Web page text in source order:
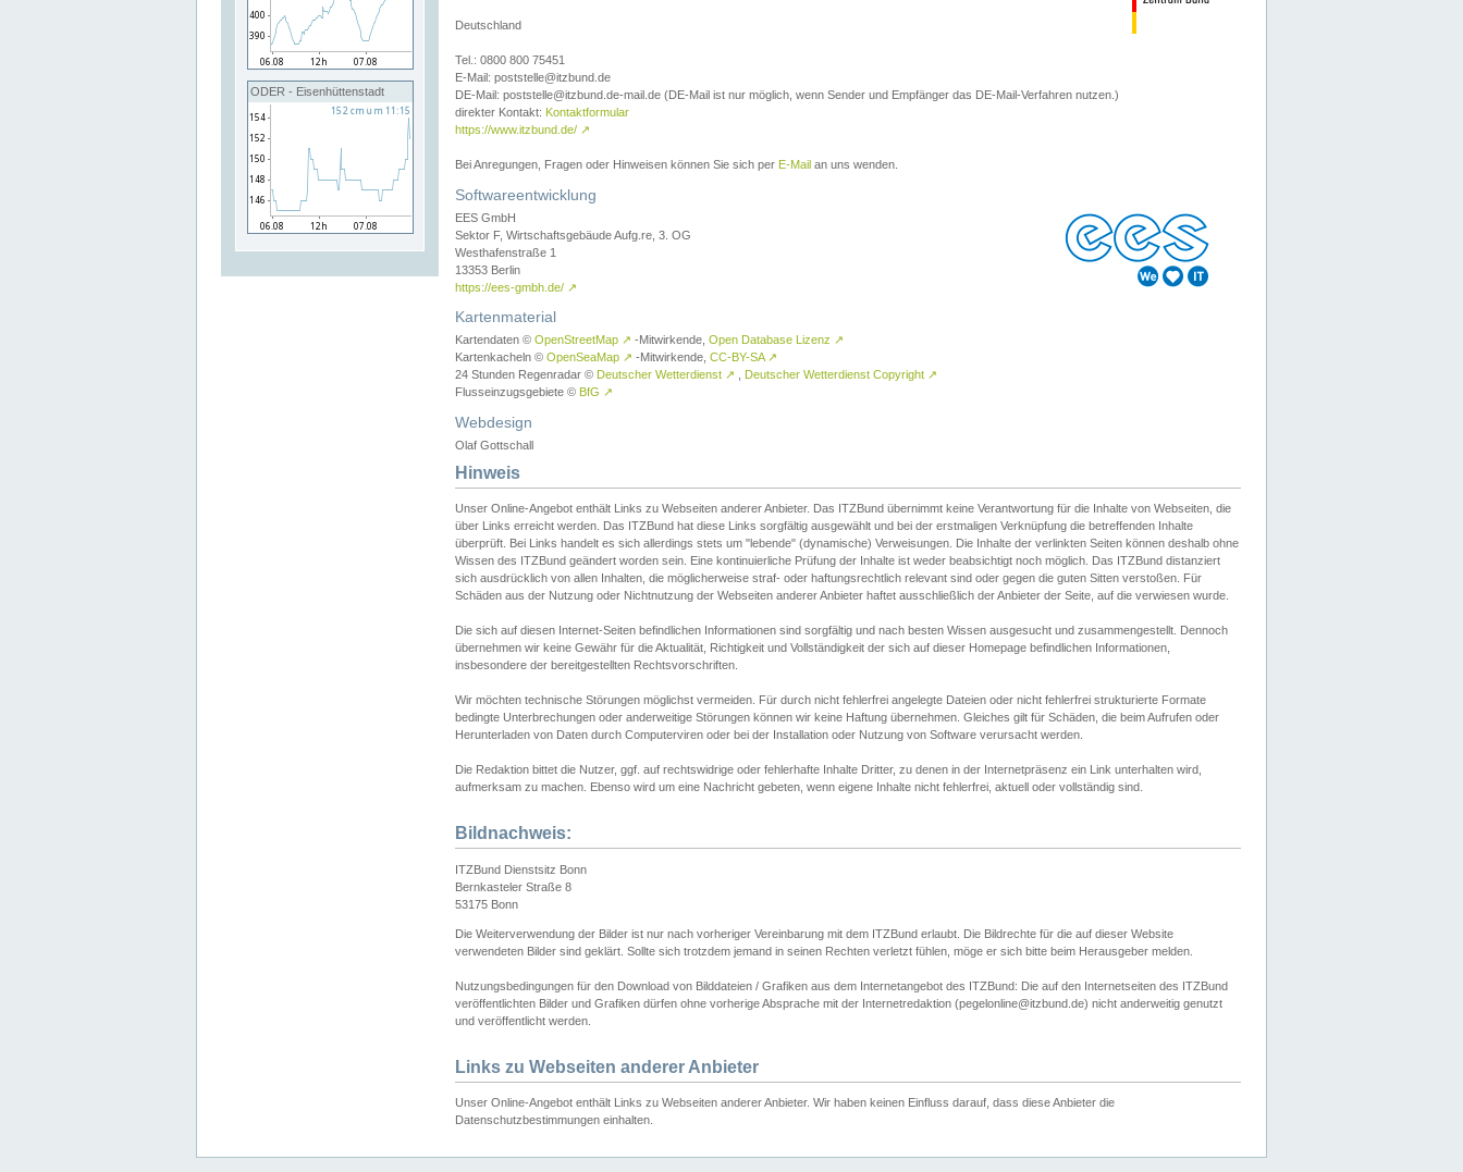
ODER - Eisenhüttenstadt
Deutschland
Tel.: 0800 800 75451
E-Mail: poststelle@itzbund.de
DE-Mail: poststelle@itzbund.de-mail.de (DE-Mail ist nur möglich, wenn Sender und Empfänger das DE-Mail-Verfahren nutzen.)
direkter Kontakt: Kontaktformular
https://www.itzbund.de/ ↗
Bei Anregungen, Fragen oder Hinweisen können Sie sich per E-Mail an uns wenden.
Softwareentwicklung
EES GmbH
Sektor F, Wirtschaftsgebäude Aufg.re, 3. OG
Westhafenstraße 1
13353 Berlin
https://ees-gmbh.de/ ↗
Kartenmaterial
Kartendaten © OpenStreetMap ↗ -Mitwirkende, Open Database Lizenz ↗
Kartenkacheln © OpenSeaMap ↗ -Mitwirkende, CC-BY-SA ↗
24 Stunden Regenradar © Deutscher Wetterdienst ↗ Deutscher Wetterdienst Copyright ↗
Flusseinzugsgebiete © BfG ↗
Webdesign
Olaf Gottschall
Hinweis
Unser Online-Angebot enthält Links zu Webseiten anderer Anbieter. Das ITZBund übernimmt keine Verantwortung für die Inhalte von Webseiten, die
über Links erreicht werden. Das ITZBund hat diese Links sorgfältig ausgewählt und bei der erstmaligen Verknüpfung die betreffenden Inhalte
überprüft. Bei Links handelt es sich allerdings stets um "lebende" (dynamische) Verweisungen. Die Inhalte der verlinkten Seiten können deshalb ohne
Wissen des ITZBund geändert worden sein. Eine kontinuierliche Prüfung der Inhalte ist weder beabsichtigt noch möglich. Das ITZBund distanziert
sich ausdrücklich von allen Inhalten, die möglicherweise straf- oder haftungsrechtlich relevant sind oder gegen die guten Sitten verstoßen. Für
Schäden aus der Nutzung oder Nichtnutzung der Webseiten anderer Anbieter haftet ausschließlich der Anbieter der Seite, auf die verwiesen wurde.
Die sich auf diesen Internet-Seiten befindlichen Informationen sind sorgfältig und nach besten Wissen ausgesucht und zusammengestellt. Dennoch
übernehmen wir keine Gewähr für die Aktualität, Richtigkeit und Vollständigkeit der sich auf dieser Homepage befindlichen Informationen,
insbesondere der bereitgestellten Rechtsvorschriften.
Wir möchten technische Störungen möglichst vermeiden. Für durch nicht fehlerfrei angelegte Dateien oder nicht fehlerfrei strukturierte Formate
bedingte Unterbrechungen oder anderweitige Störungen können wir keine Haftung übernehmen. Gleiches gilt für Schäden, die beim Aufrufen oder
Herunterladen von Daten durch Computerviren oder bei der Installation oder Nutzung von Software verursacht werden.
Die Redaktion bittet die Nutzer, ggf. auf rechtswidrige oder fehlerhafte Inhalte Dritter, zu denen in der Internetpräsenz ein Link unterhalten wird,
aufmerksam zu machen. Ebenso wird um eine Nachricht gebeten, wenn eigene Inhalte nicht fehlerfrei, aktuell oder vollständig sind.
Bildnachweis:
ITZBund Dienstsitz Bonn
Bernkasteler Straße 8
53175 Bonn
Die Weiterverwendung der Bilder ist nur nach vorheriger Vereinbarung mit dem ITZBund erlaubt. Die Bildrechte für die auf dieser Website
verwendeten Bilder sind geklärt. Sollte sich trotzdem jemand in seinen Rechten verletzt fühlen, möge er sich bitte beim Herausgeber melden.
Nutzungsbedingungen für den Download von Bilddateien / Grafiken aus dem Internetangebot des ITZBund: Die auf den Internetseiten des ITZBund
veröffentlichten Bilder und Grafiken dürfen ohne vorherige Absprache mit der Internetredaktion (pegelonline@itzbund.de) nicht anderweitig genutzt
und veröffentlicht werden.
Links zu Webseiten anderer Anbieter
Unser Online-Angebot enthält Links zu Webseiten anderer Anbieter. Wir haben keinen Einfluss darauf, dass diese Anbieter die
Datenschutzbestimmungen einhalten.